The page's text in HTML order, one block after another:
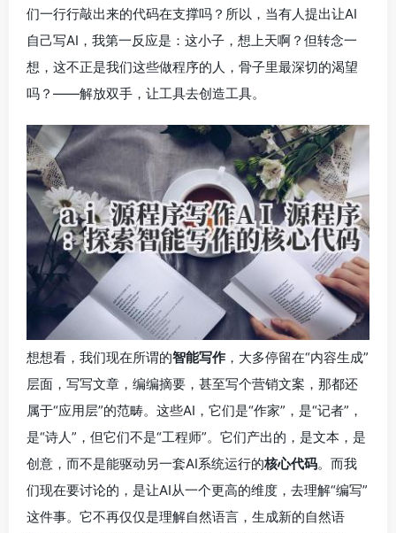
们一行行敲出来的代码在支撑吗？所以，当有人提出让AI
自己写AI，我第一反应是：这小子，想上天啊？但转念一
想，这不正是我们这些做程序的人，骨子里最深切的渴望
吗？——解放双手，让工具去创造工具。
想想看，我们现在所谓的智能写作 ，大多停留在“内容生成”
层面，写写文章，编编摘要，甚至写个营销文案，那都还
属于“应用层”的范畴。这些AI，它们是“作家”，是“记者”，
是“诗人”，但它们不是“工程师”。它们产出的，是文本，是
创意，而不是能驱动另一套AI系统运行的核心代码。而我
们现在要讨论的，是让AI从一个更高的维度，去理解“编写”
这件事。它不再仅仅是理解自然语言，生成新的自然语